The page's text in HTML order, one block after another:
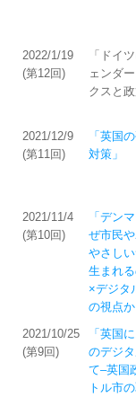
2022/1/19
(第12回)
「ドイ
ェンダ
クスと政
2021/12/9
(第11回)
「英国
対策」
2021/11/4
(第10回)
「デン
ぜ市民
やさし
生まれ
×デジタ
の視点か
2021/10/25
(第9回)
「英国
のデジ
て–英国
トル市